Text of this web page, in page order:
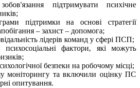
підтримувати психічне
підтримки на основі стратегії
– захист – допомога;
лідерів команд у сфері ПСП;
психосоціальні фактори, які можуть
безпеки на робочому місці;
моніторингу та включили оцінку ПС
опитування.